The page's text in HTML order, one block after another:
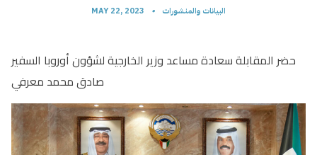
MAY 22, 2023 • البيانات والمنشورات
‏حضر المقابلة سعادة مساعد وزير الخارجية لشؤون أوروبا السفير
صادق محمد معرفي